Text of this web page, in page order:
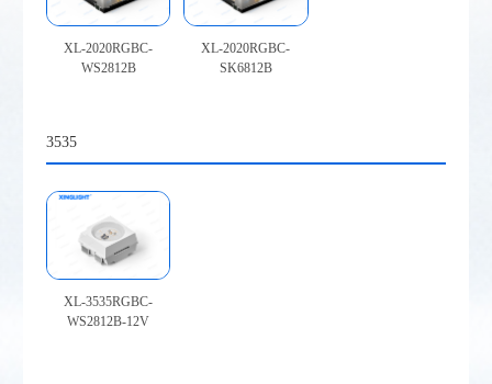
XL-2020RGBC-
WS2812B
XL-2020RGBC-
SK6812B
3535
XL-3535RGBC-
WS2812B-12V